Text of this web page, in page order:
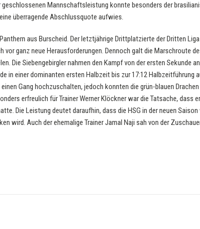
Mannschaftsleistung konnte besonders der
überragende Abschlussquote aufwies.
aus Burscheid. Der letztjährige Drittplatzierte der Dritten
ganz neue Herausforderungen. Dennoch galt die Marschroute
Die Siebengebirgler nahmen den Kampf von der ersten Sekunde
in einer dominanten ersten Halbzeit bis zur 17:12 Halbzeitführung
Gang hochzuschalten, jedoch konnten die grün-blauen
erfreulich für Trainer Werner Klöckner war die Tatsache, dass
Die Leistung deutet daraufhin, dass die HSG in der neuen Saison
wird. Auch der ehemalige Trainer Jamal Naji sah von der